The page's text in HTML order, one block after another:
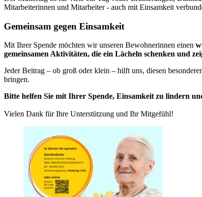
Mitarbeiterinnen und Mitarbeiter - auch mit Einsamkeit
Gemeinsam gegen Einsamkeit
Mit Ihrer Spende möchten wir unseren Bewohnerinnen einen
gemeinsamen Aktivitäten, die ein Lächeln schenken und
Jeder Beitrag – ob groß oder klein – hilft uns, diesen
bringen.
Bitte helfen Sie mit Ihrer Spende, Einsamkeit zu lindern
Vielen Dank für Ihre Unterstützung und Ihr Mitgefühl!